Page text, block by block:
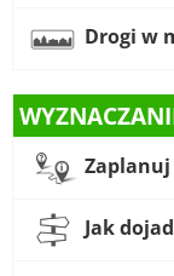
Drogi w
Jak